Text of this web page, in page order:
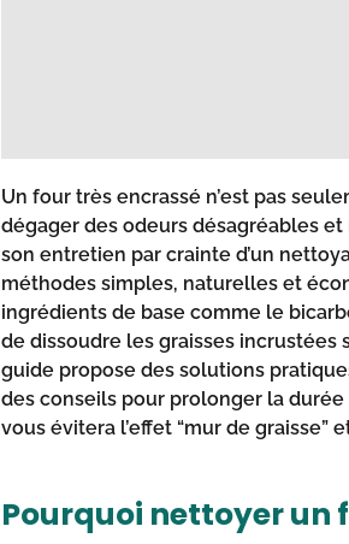
Un four très encrassé n’est pas
dégager des odeurs désagréables
son entretien par crainte d’un
méthodes simples, naturelles et
ingrédients de base comme le
de dissoudre les graisses incrustées
guide propose des solutions
des conseils pour prolonger la
vous évitera l’effet “mur de graisse”
Pourquoi nettoyer un